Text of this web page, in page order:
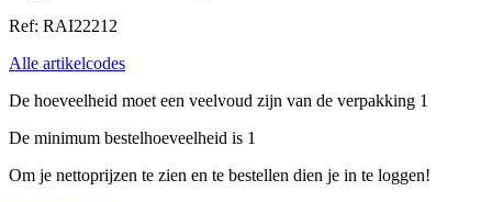
Ref: RAI22212
Alle artikelcodes
De hoeveelheid moet een veelvoud zijn van de verpakking 1
De minimum bestelhoeveelheid is 1
Om je nettoprijzen te zien en te bestellen dien je in te loggen!